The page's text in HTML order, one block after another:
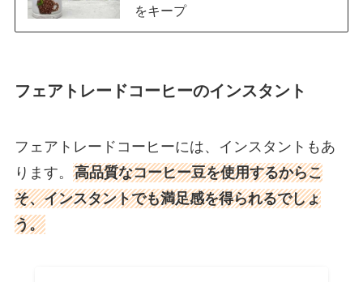
をキープ
フェアトレードコーヒーのインスタント
フェアトレードコーヒーには、インスタントもあ
ります。 高品質なコーヒー豆を使用するからこ
そ、インスタントでも満足感を得られるでしょ
う。